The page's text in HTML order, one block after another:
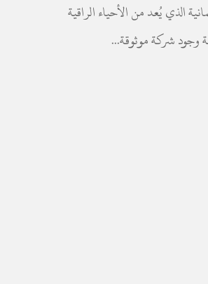
الذي يُعد من الأحياء الراقية
وجود شركة موثوقة...